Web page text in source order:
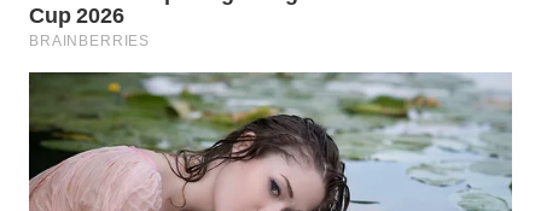
WN
WN
MANDALIKA